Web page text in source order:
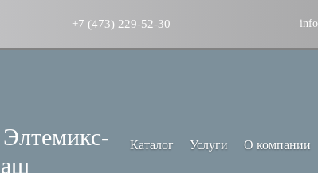
+7 (473) 229-52-30
Каталог Услуги О компании